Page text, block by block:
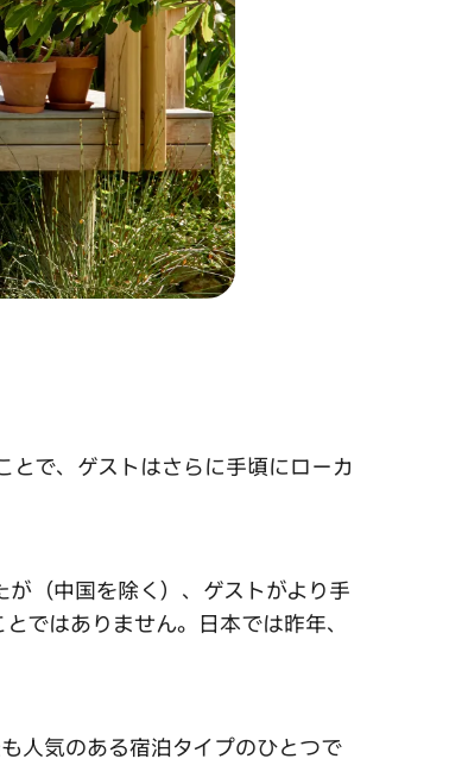
で、ゲストはさらに手頃にローカ
（中国を除く）、ゲストがより手
ではありません。日本では昨年、
人気のある宿泊タイプのひとつで